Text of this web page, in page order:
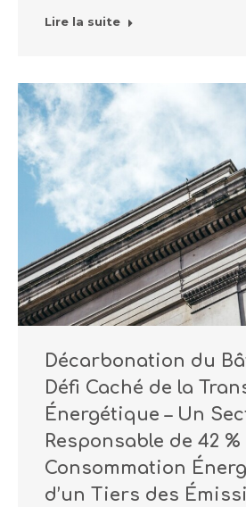
Lire la suite
Décarbonation du
Défi Caché de la
Énergétique – Un
Responsable de 42 %
Consommation
d’un Tiers des